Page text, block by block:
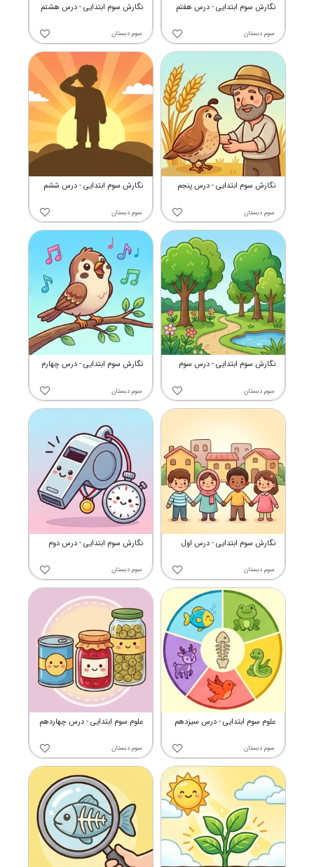
نگارش سوم ابتدایی - درس هشتم
سوم دبستان
نگارش سوم ابتدایی - درس هفتم
سوم دبستان
نگارش سوم ابتدایی - درس ششم
سوم دبستان
نگارش سوم ابتدایی - درس پنجم
سوم دبستان
نگارش سوم ابتدایی - درس چهارم
سوم دبستان
نگارش سوم ابتدایی - درس سوم
سوم دبستان
نگارش سوم ابتدایی - درس دوم
سوم دبستان
نگارش سوم ابتدایی - درس اول
سوم دبستان
علوم سوم ابتدایی - درس چهاردهم
سوم دبستان
علوم سوم ابتدایی - درس سیزدهم
سوم دبستان